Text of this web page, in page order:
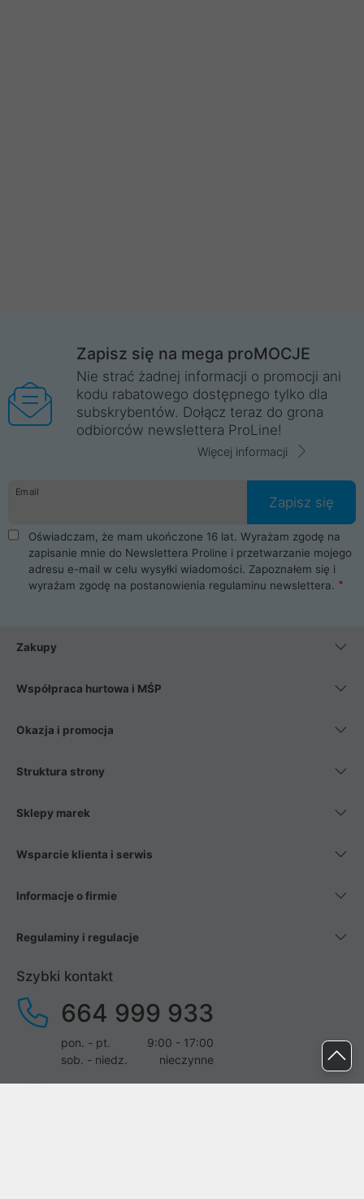
Zapisz się na mega proMOCJE
Nie strać żadnej informacji o promocji ani
kodu rabatowego dostępnego tylko dla
subskrybentów. Dołącz teraz do grona
odbiorców newslettera ProLine!
Więcej informacji
Email
Zapisz się
Oświadczam, że mam ukończone 16 lat. Wyrażam zgodę na
zapisanie mnie do Newslettera Proline i przetwarzanie mojego
adresu e-mail w celu wysyłki wiadomości. Zapoznałem się i
wyrażam zgodę na postanowienia regulaminu newslettera.
Zakupy
Współpraca hurtowa i MŚP
Okazja i promocja
Struktura strony
Sklepy marek
Wsparcie klienta i serwis
Informacje o firmie
Regulaminy i regulacje
Szybki kontakt
664 999 933
pon. - pt.
9:00 - 17:00
sob. - niedz.
nieczynne